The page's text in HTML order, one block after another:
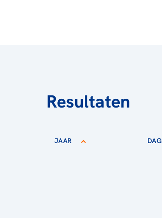
Resultaten
JAAR DAG